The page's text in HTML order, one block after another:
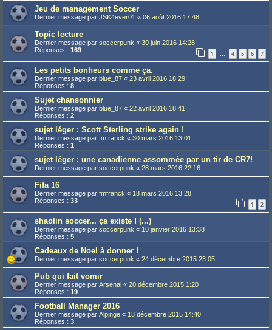
Jeu de management Soccer
Dernier message par JSK4ever01 « 06 août 2016 17:48
Topic lecture
Dernier message par soccerpunk « 30 juin 2016 14:28
Réponses : 169 1 … 4 5 6 7
Les petits bonheurs comme ça.
Dernier message par blue_87 « 23 avril 2016 18:29
Réponses : 8
Sujet chansonnier
Dernier message par blue_87 « 22 avril 2016 18:41
Réponses : 2
sujet léger : Scott Sterling strike again !
Dernier message par fmfranck « 30 mars 2016 13:01
Réponses : 1
sujet léger : une canadienne assommée par un tir de CR7!
Dernier message par soccerpunk « 28 mars 2016 22:16
Fifa 16
Dernier message par fmfranck « 18 mars 2016 13:28
Réponses : 33 1 2
shaolin soccer... ça existe ! (...)
Dernier message par soccerpunk « 10 janvier 2016 13:38
Réponses : 5
Cadeaux de Noel à donner !
Dernier message par soccerpunk « 24 décembre 2015 23:05
Pub qui fait vomir
Dernier message par Arsenal « 20 décembre 2015 1:20
Réponses : 19
Football Manager 2016
Dernier message par Alpinge « 18 décembre 2015 14:40
Réponses : 3